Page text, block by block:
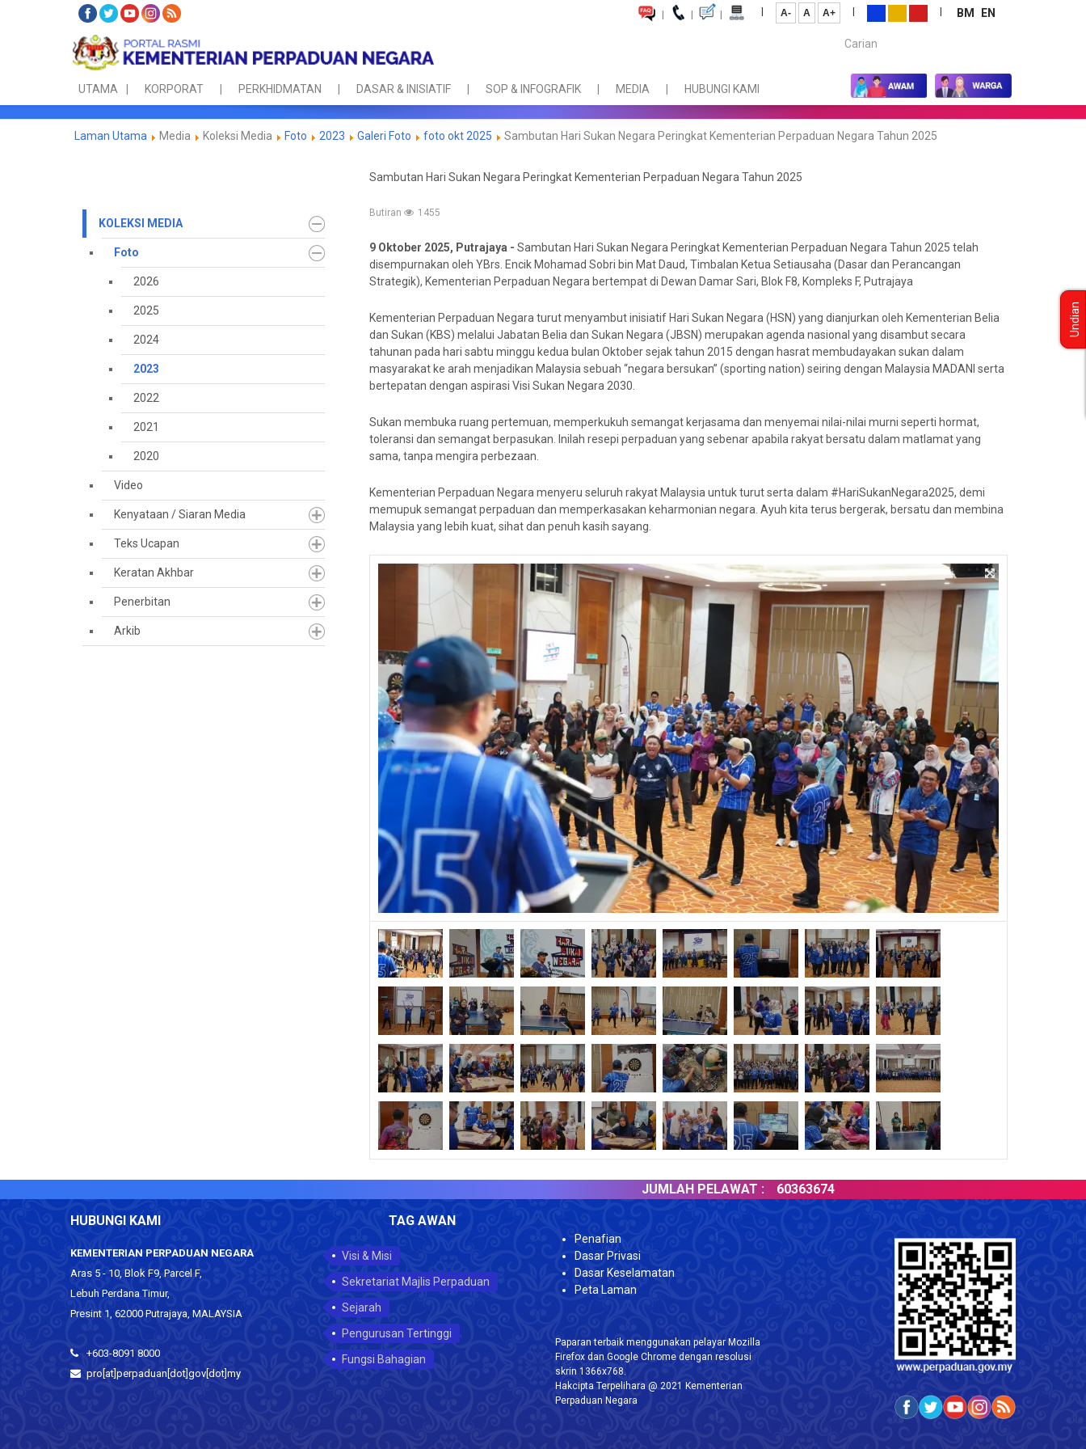
| | | | A- A A+ | | BM
EN
Carian...
UTAMA KORPORAT PERKHIDMATAN DASAR & INISIATIF SOP & INFOGRAFIK MEDIA HUBUNGI KAMI
Laman Utama Media Koleksi Media Foto 2023 Galeri Foto foto okt 2025 Sambutan Hari Sukan Negara Peringkat Kementerian Perpaduan Negara Tahun 2025
KOLEKSI MEDIA
Foto
2026
2025
2024
2023
2022
2021
2020
Video
Kenyataan / Siaran Media
Teks Ucapan
Keratan Akhbar
Penerbitan
Arkib
Sambutan Hari Sukan Negara Peringkat Kementerian Perpaduan Negara Tahun 2025
Butiran 1455
9 Oktober 2025, Putrajaya - Sambutan Hari Sukan Negara Peringkat Kementerian Perpaduan Negara Tahun 2025 telah
disempurnakan oleh YBrs. Encik Mohamad Sobri bin Mat Daud, Timbalan Ketua Setiausaha (Dasar dan Perancangan
Strategik), Kementerian Perpaduan Negara bertempat di Dewan Damar Sari, Blok F8, Kompleks F, Putrajaya
Kementerian Perpaduan Negara turut menyambut inisiatif Hari Sukan Negara (HSN) yang dianjurkan oleh Kementerian Belia
dan Sukan (KBS) melalui Jabatan Belia dan Sukan Negara (JBSN) merupakan agenda nasional yang disambut secara
tahunan pada hari sabtu minggu kedua bulan Oktober sejak tahun 2015 dengan hasrat membudayakan sukan dalam
masyarakat ke arah menjadikan Malaysia sebuah “negara bersukan” (sporting nation) seiring dengan Malaysia MADANI serta
bertepatan dengan aspirasi Visi Sukan Negara 2030.
Sukan membuka ruang pertemuan, memperkukuh semangat kerjasama dan menyemai nilai-nilai murni seperti hormat,
toleransi dan semangat berpasukan. Inilah resepi perpaduan yang sebenar apabila rakyat bersatu dalam matlamat yang
sama, tanpa mengira perbezaan.
Kementerian Perpaduan Negara menyeru seluruh rakyat Malaysia untuk turut serta dalam #HariSukanNegara2025, demi
memupuk semangat perpaduan dan memperkasakan keharmonian negara. Ayuh kita terus bergerak, bersatu dan membina
Malaysia yang lebih kuat, sihat dan penuh kasih sayang.
JUMLAH PELAWAT : 60363674
HUBUNGI KAMI
KEMENTERIAN PERPADUAN NEGARA
Aras 5 - 10, Blok F9, Parcel F,
Lebuh Perdana Timur,
Presint 1, 62000 Putrajaya, MALAYSIA
+603-8091 8000
pro[at]perpaduan[dot]gov[dot]my
TAG AWAN
Visi & Misi
Sekretariat Majlis Perpaduan
Sejarah
Pengurusan Tertinggi
Fungsi Bahagian
Penafian
Dasar Privasi
Dasar Keselamatan
Peta Laman
Paparan terbaik menggunakan pelayar Mozilla
Firefox dan Google Chrome dengan resolusi
skrin 1366x768.
Hakcipta Terpelihara @ 2021 Kementerian
Perpaduan Negara
Undian